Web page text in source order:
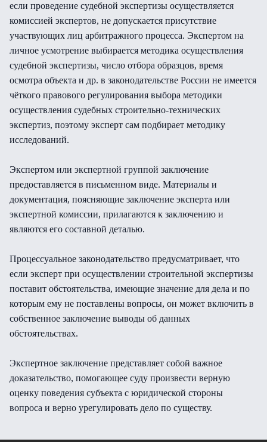
если проведение судебной экспертизы осуществляется
комиссией экспертов, не допускается присутствие
участвующих лиц арбитражного процесса. Экспертом на
личное усмотрение выбирается методика осуществления
судебной экспертизы, число отбора образцов, время
осмотра объекта и др. в законодательстве России не имеется
чёткого правового регулирования выбора методики
осуществления судебных строительно-технических
экспертиз, поэтому эксперт сам подбирает методику
исследований.
Экспертом или экспертной группой заключение
предоставляется в письменном виде. Материалы и
документация, поясняющие заключение эксперта или
экспертной комиссии, прилагаются к заключению и
являются его составной деталью.
Процессуальное законодательство предусматривает, что
если эксперт при осуществлении строительной экспертизы
поставит обстоятельства, имеющие значение для дела и по
которым ему не поставлены вопросы, он может включить в
собственное заключение выводы об данных
обстоятельствах.
Экспертное заключение представляет собой важное
доказательство, помогающее суду произвести верную
оценку поведения субъекта с юридической стороны
вопроса и верно урегулировать дело по существу.